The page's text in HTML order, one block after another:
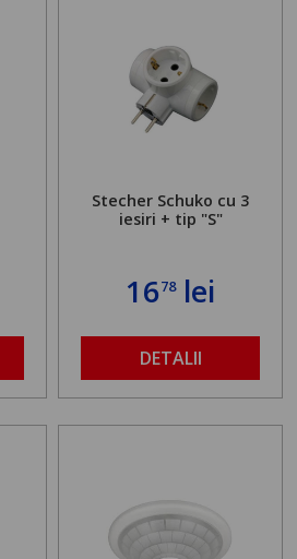
Stecher Schuko cu 3
iesiri + tip "S"
1678lei
DETALII